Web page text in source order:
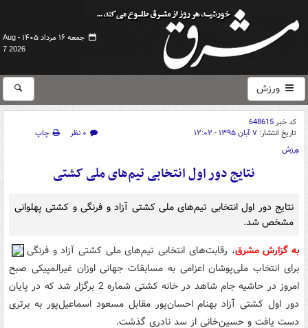
جمعه ۱۶ مرداد ۱۴۰۵ -
Aug
7 2026
ورزش
کد خبر648615
تاریخ انتشار: ۷ آبان ۱۳۹۵ - ۱۲:۰۲ ۰ نظر
چاپ
ورزش
نتایج دور اول انتخابی تیم‌های ملی کشتی
نتایج دور اول انتخابی تیم‌های ملی کشتی آزاد و فرنگی و کشتی پهلوانی
مشخص شد.
به گزارش مشرق، رقابت‌های انتخابی تیم‌های ملی کشتی آزاد و فرنگی
برای انتخاب ملی‌پوشان اعزامی به مسابقات جهانی اوزان غیرالمپیکی صبح
امروز در حاشیه جام شاهد در خانه کشتی شماره 2 برگزار شد که در پایان
دور اول کشتی آزاد بهنام احسان‌پور مقابل مسعود اسماعیل‌پور به برتری
دست یافت و حسین‌خانی از سد نادری گذشت.